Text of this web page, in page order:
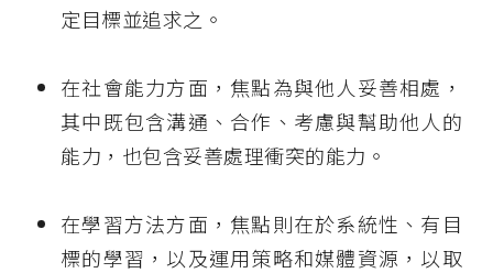
定目標並追求之。
在社會能力方面， 焦點為與他人妥善相處 ，
其中既包含溝通、合作、考慮與幫助他人的
能力，也包含妥善處理衝突的能力。
在學習方法方面，焦點則在於系統性、有目
標的學習，以及運用策略和媒體資源，以取